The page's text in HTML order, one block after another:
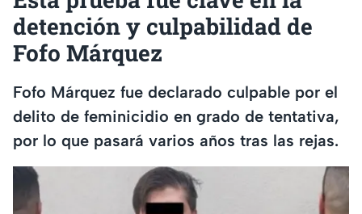
detención y culpabilidad de
Fofo Márquez
Fofo Márquez fue declarado culpable por el
delito de feminicidio en grado de tentativa,
por lo que pasará varios años tras las rejas.